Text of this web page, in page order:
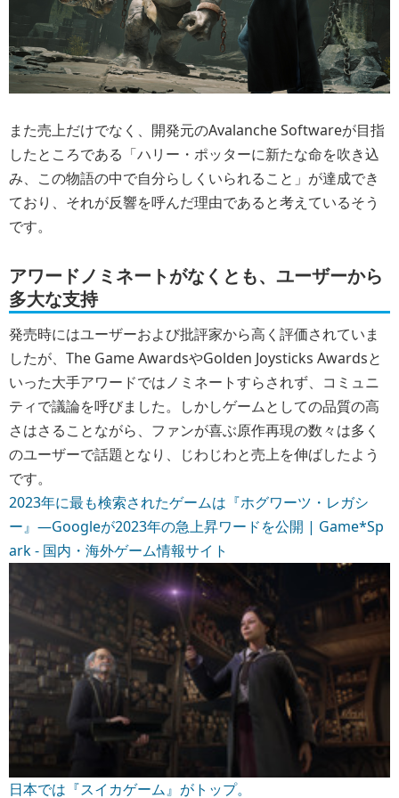
また売上だけでなく、開発元のAvalanche Softwareが目指
したところである「ハリー・ポッターに新たな命を吹き込
み、この物語の中で自分らしくいられること」が達成でき
ており、それが反響を呼んだ理由であると考えているそう
です。
アワードノミネートがなくとも、ユーザーから
多大な支持
発売時にはユーザーおよび批評家から高く評価されていま
したが、The Game AwardsやGolden Joysticks Awardsと
いった大手アワードではノミネートすらされず、コミュニ
ティで議論を呼びました。しかしゲームとしての品質の高
さはさることながら、ファンが喜ぶ原作再現の数々は多く
のユーザーで話題となり、じわじわと売上を伸ばしたよう
です。
2023年に最も検索されたゲームは『ホグワーツ・レガシ
ー』―Googleが2023年の急上昇ワードを公開 | Game*Sp
ark - 国内・海外ゲーム情報サイト
日本では『スイカゲーム』がトップ。